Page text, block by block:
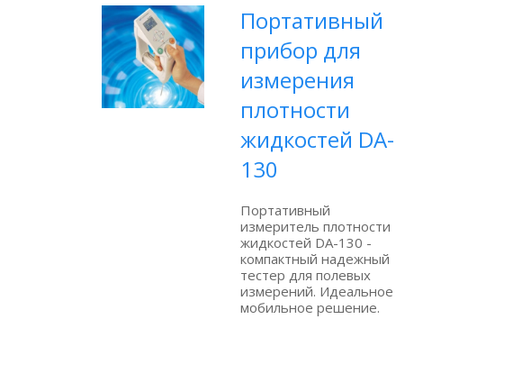
Портативный
прибор для
измерения
плотности
жидкостей DA-
130
Портативный
измеритель плотности
жидкостей DA-130 -
компактный надежный
тестер для полевых
измерений. Идеальное
мобильное решение.